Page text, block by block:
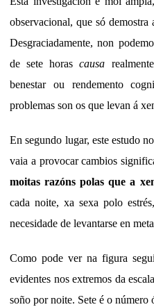
observacional, que só demostra
Desgraciadamente, non
de sete horascausa realmente
benestar ou rendemento
problemas son os que levan á
En segundo lugar, este estudo
vaia a provocar cambios
moitas razóns polas que a
cada noite, xa sexa polo
necesidade de levantarse en
Como pode ver na figura
evidentes nos extremos da
soño por noite. Sete é o número